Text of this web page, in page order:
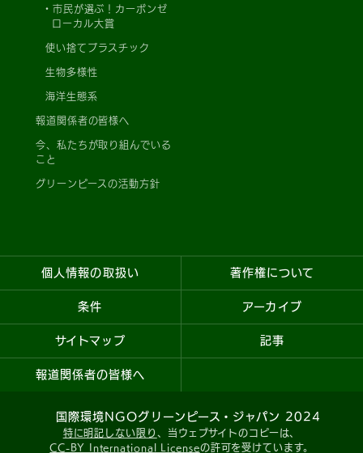
市民が選ぶ！カーボンゼ
ローカル大賞
使い捨てプラスチック
生物多様性
海洋生態系
報道関係者の皆様へ
今、私たちが取り組んでいる
こと
グリーンピースの活動方針
個人情報の取扱い 著作権について
条件 アーカイブ
サイトマップ 記事
報道関係者の皆様へ
国際環境NGOグリーンピース・ジャパン 2024
特に明記しない限り 、当ウェブサイトのコピーは、
CC-BY International Licenseの許可を受けています。